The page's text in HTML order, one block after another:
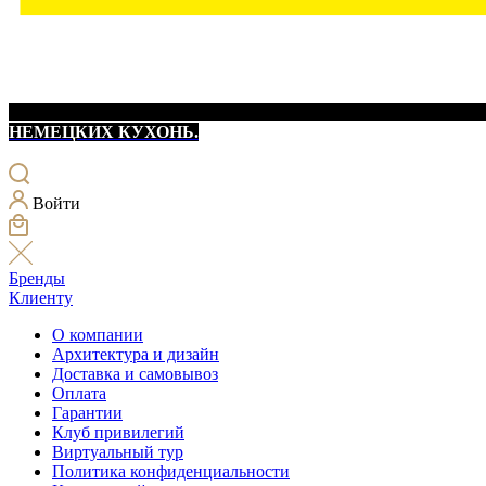
НЕМЕЦКИХ КУХОНЬ.
Войти
Бренды
Клиенту
О компании
Архитектура и дизайн
Доставка и самовывоз
Оплата
Гарантии
Клуб привилегий
Виртуальный тур
Политика конфиденциальности